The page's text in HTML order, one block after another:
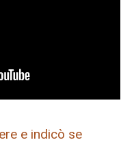
e indicò se